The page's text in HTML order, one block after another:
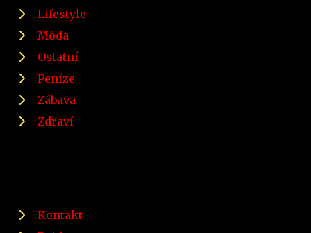
Lifestyle
Móda
Ostatní
Peníze
Zábava
Zdraví
Kontakt